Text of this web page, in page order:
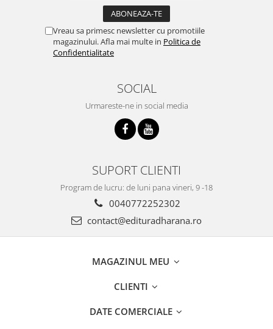
Vreau sa primesc newsletter cu promotiile
magazinului. Afla mai multe in Politica de
Confidentialitate
SOCIAL
Urmareste-ne in social media
SUPORT CLIENTI
Program de lucru: de luni pana vineri, 9 -18
0040772252302
contact@edituradharana.ro
MAGAZINUL MEU
CLIENTI
DATE COMERCIALE